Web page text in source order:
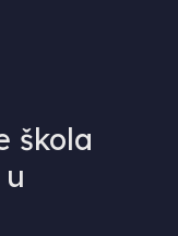
škola